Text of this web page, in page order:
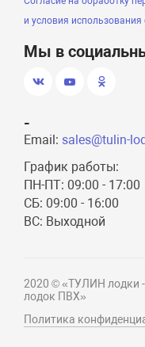
и условия использования
Мы в
-
Email: sales@tulin-
График работы:
ПН-ПТ: 09:00 - 17:00
СБ: 09:00 - 16:00
ВС: Выходной
2020 © «ТУЛИН лодки -
лодок ПВХ»
Политика